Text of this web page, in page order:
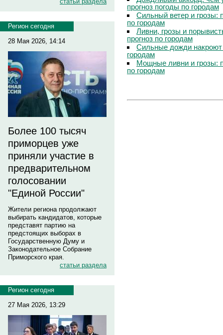
Регион сегодня
28 Мая 2026, 14:14
Более 100 тысяч
приморцев уже
приняли участие в
предварительном
голосовании
"Единой России"
Жители региона продолжают
выбирать кандидатов, которые
представят партию на
предстоящих выборах в
Государственную Думу и
Законодательное Собрание
Приморского края.
статьи раздела
Регион сегодня
27 Мая 2026, 13:29
прогноз погоды по городам
Сильный ветер и грозы:
по городам
Ливни, грозы и
прогноз по городам
Сильные дожди
городам
Мощные ливни и грозы:
по городам